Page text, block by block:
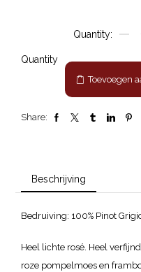
Quantity
Rosé
Brut
aantal
Toevoegen
Share:
Beschrijving
Bedruiving: 100% Pinot
Heel lichte rosé. Heel
roze pompelmoes en